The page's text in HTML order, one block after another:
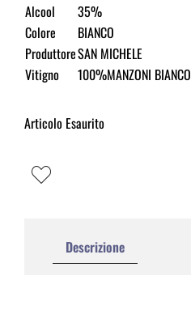
Alcool
35%
Colore
BIANCO
ProduttoreSAN MICHELE
Vitigno
100%MANZONI BIANCO
Articolo Esaurito
Descrizione